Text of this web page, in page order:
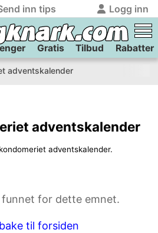
inn tips Logg inn
tilbake
tilbake
kan du oppgi
Gratis Tilbud Rabatter
adventskalender
adventskalender
kondomeriet adventskalender.
for dette emnet.
til forsiden